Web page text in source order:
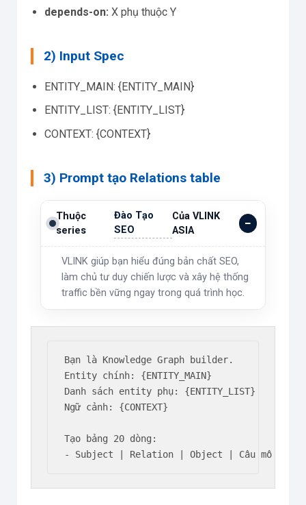
depends-on: X phụ thuộc Y
2) Input Spec
ENTITY_MAIN: {ENTITY_MAIN}
ENTITY_LIST: {ENTITY_LIST}
CONTEXT: {CONTEXT}
3) Prompt tạo Relations table
Thuộc
series
Đào Tạo
SEO
Của VLINK
ASIA
VLINK giúp bạn hiểu đúng bản chất SEO,
làm chủ tư duy chiến lược và xây hệ thống
traffic bền vững ngay trong quá trình học.
Bạn là Knowledge Graph builder.
Entity chính: {ENTITY_MAIN}
Danh sách entity phụ: {ENTITY_LIST}
Ngữ cảnh: {CONTEXT}
Tạo bảng 20 dòng:
- Subject | Relation | Object | Câu mô tả 1